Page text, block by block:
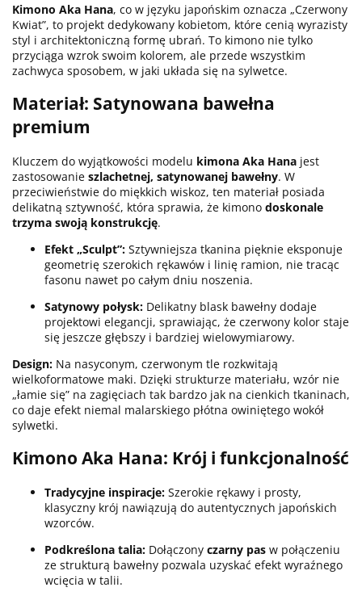
Kimono Aka Hana, co w języku japońskim oznacza „Czerwony
Kwiat”, to projekt dedykowany kobietom, które cenią wyrazisty
styl i architektoniczną formę ubrań. To kimono nie tylko
przyciąga wzrok swoim kolorem, ale przede wszystkim
zachwyca sposobem, w jaki układa się na sylwetce.
Materiał: Satynowana bawełna
premium
Kluczem do wyjątkowości modelu kimona Aka Hana jest
zastosowanie szlachetnej, satynowanej bawełny. W
przeciwieństwie do miękkich wiskoz, ten materiał posiada
delikatną sztywność, która sprawia, że kimono doskonale
trzyma swoją konstrukcję.
Efekt „Sculpt”: Sztywniejsza tkanina pięknie eksponuje
geometrię szerokich rękawów i linię ramion, nie tracąc
fasonu nawet po całym dniu noszenia.
Satynowy połysk: Delikatny blask bawełny dodaje
projektowi elegancji, sprawiając, że czerwony kolor staje
się jeszcze głębszy i bardziej wielowymiarowy.
Design: Na nasyconym, czerwonym tle rozkwitają
wielkoformatowe maki. Dzięki strukturze materiału, wzór nie
„łamie się” na zagięciach tak bardzo jak na cienkich tkaninach,
co daje efekt niemal malarskiego płótna owiniętego wokół
sylwetki.
Kimono Aka Hana: Krój i funkcjonalność
Tradycyjne inspiracje: Szerokie rękawy i prosty,
klasyczny krój nawiązują do autentycznych japońskich
wzorców.
Podkreślona talia: Dołączony czarny pas w połączeniu
ze strukturą bawełny pozwala uzyskać efekt wyraźnego
wcięcia w talii.